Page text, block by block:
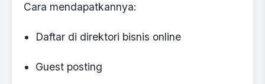
Cara mendapatkannya:
Daftar di direktori bisnis online
Guest posting